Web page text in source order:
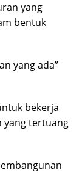
yang
bentuk
yang ada”
bekerja
yang tertuang